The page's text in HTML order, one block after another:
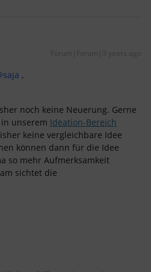
Forum|Forum|3 years ago
,
noch keine Neuerung. Gerne
unserem Ideation-Bereich
keine vergleichbare Idee
können dann für die Idee
so mehr Aufmerksamkeit
sichtet die